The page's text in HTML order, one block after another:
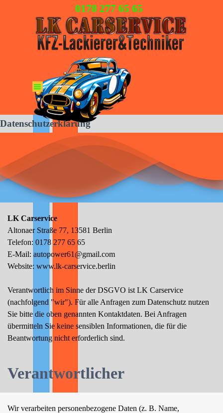
0178 277 65 65
Menü überspringen
Datenschutzerklärung
LK Carservice
Altonaer Straße 77, 13581 Berlin
Telefon: 0178 277 65 65
E-Mail: autopower61@gmail.com
Website: www.lk-carservice.berlin
Verantwortlich im Sinne der DSGVO ist LK Carservice
(nachfolgend "wir"). Für alle Anfragen zum Datenschutz nutzen
Sie bitte die oben genannten Kontaktdaten. Bei Anfragen
übermitteln Sie keine sensiblen Informationen, die für die
Beantwortung nicht erforderlich sind.
Verantwortlicher
Wir verarbeiten personenbezogene Daten (z. B. Name,